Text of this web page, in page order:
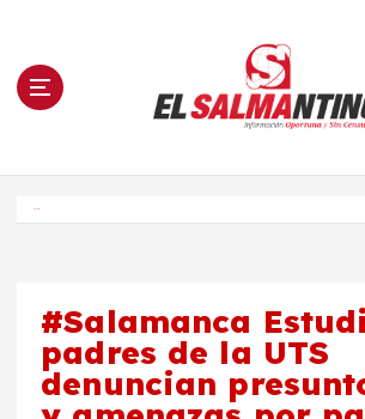
n El Salmantino -
#Salamanca
padres de la UTS
denuncian